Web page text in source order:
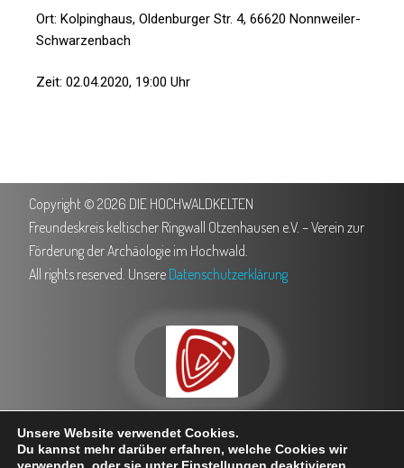
Ort: Kolpinghaus, Oldenburger Str. 4, 66620 Nonnweiler-
Schwarzenbach
Zeit: 02.04.2020, 19:00 Uhr
Copyright © 2026 DIE HOCHWALDKELTEN
Freundeskreis keltischer Ringwall Otzenhausen e.V. – Verein zur
Förderung der Archäologie im Hochwald.
All rights reserved. Unsere Datenschutzerklärung
0151 503 762 35 info@hochwaldkelten.de
Trierer Straße 5, 66620 Nonnweiler
Besuche uns bei Facebook
Unsere Website verwendet Cookies.
Du kannst mehr darüber erfahren, welche Cookies wir